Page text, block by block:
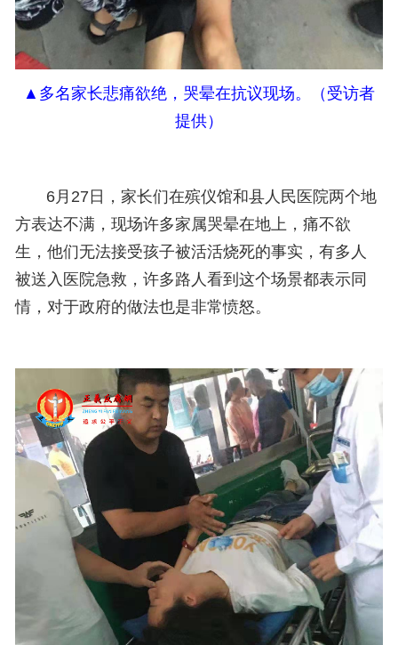
▲ 多名家长悲痛欲绝，哭晕在抗议现场。（受访者
提供）
6月 27日，家长们在殡仪馆和县人民医院两个地
方表达不满，现场许多家属哭晕在地上，痛不欲
生，他们无法接受孩子被活活烧死的事实，有多人
被送入医院急救，许多路人看到这个场景都表示同
情，对于政府的做法也是非常愤怒。